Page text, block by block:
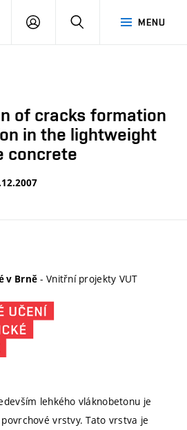
MENU
LOG
SEARCH
of cracks formation
in the lightweight
concrete
v Brně - Vnitřní projekty VUT
lehkého vláknobetonu je
vrstvy. Tato vrstva je